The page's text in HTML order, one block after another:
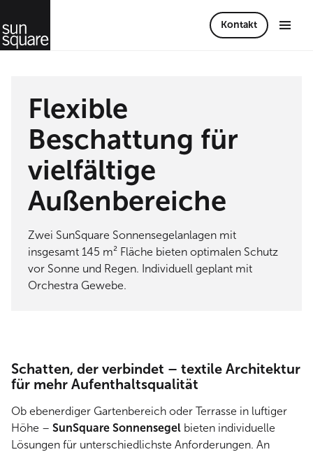
Kontakt
Flexible
Beschattung für
vielfältige
Außenbereiche
Zwei SunSquare Sonnensegelanlagen mit
insgesamt 145 m² Fläche bieten optimalen Schutz
vor Sonne und Regen. Individuell geplant mit
Orchestra Gewebe.
Schatten, der verbindet – textile Architektur
für mehr Aufenthaltsqualität
Ob ebenerdiger Gartenbereich oder Terrasse in luftiger
Höhe – SunSquare Sonnensegel bieten individuelle
Lösungen für unterschiedlichste Anforderungen. An